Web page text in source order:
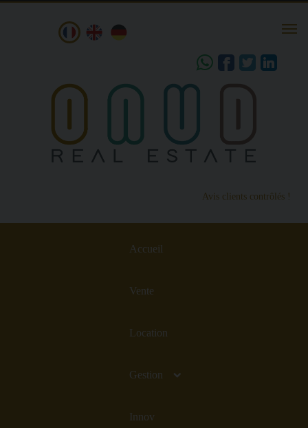
Avis clients contrôlés !
Accueil
Vente
Location
Gestion
Innov